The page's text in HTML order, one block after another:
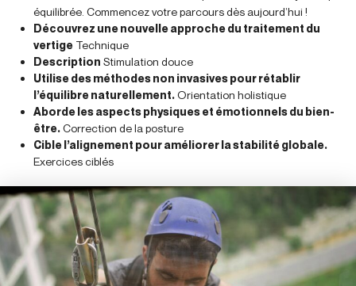
équilibrée. Commencez votre parcours dès aujourd’hui !
Découvrez une nouvelle approche du traitement du
vertige Technique
Description Stimulation douce
Utilise des méthodes non invasives pour rétablir
l’équilibre naturellement.Orientation holistique
Aborde les aspects physiques et émotionnels du bien-
être.Correction de la posture
Cible l’alignement pour améliorer la stabilité globale.
Exercices ciblés